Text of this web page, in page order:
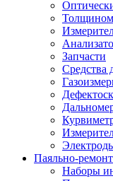
Запчасти
Средства
Паяльно-
Наборы